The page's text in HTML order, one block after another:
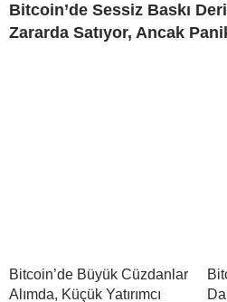
Bitcoin’de Sessiz Baskı
Zararda Satıyor, Ancak
Bitcoin’de Büyük Cüzdanlar
Alımda, Küçük Yatırımcı